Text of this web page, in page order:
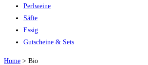
Perlweine
Säfte
Essig
Gutscheine & Sets
Home > Bio